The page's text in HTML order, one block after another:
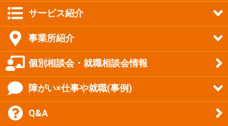
サービス紹介
事業所紹介
個別相談会・就職相談会情報
障がい×仕事や就職(事例)
Q&A